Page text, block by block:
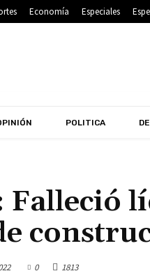
Economía Especiales
POLITICA
0 1813